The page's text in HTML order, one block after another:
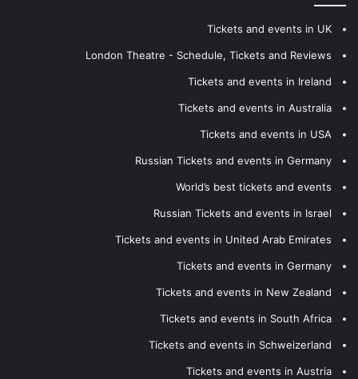
Tickets and events in UK
London Theatre - Schedule, Tickets and Reviews
Tickets and events in Ireland
Tickets and events in Australia
Tickets and events in USA
Russian Tickets and events in Germany
World’s best tickets and events
Russian Tickets and events in Israel
Tickets and events in United Arab Emirates
Tickets and events in Germany
Tickets and events in New Zealand
Tickets and events in South Africa
Tickets and events in Schweizerland
Tickets and events in Austria